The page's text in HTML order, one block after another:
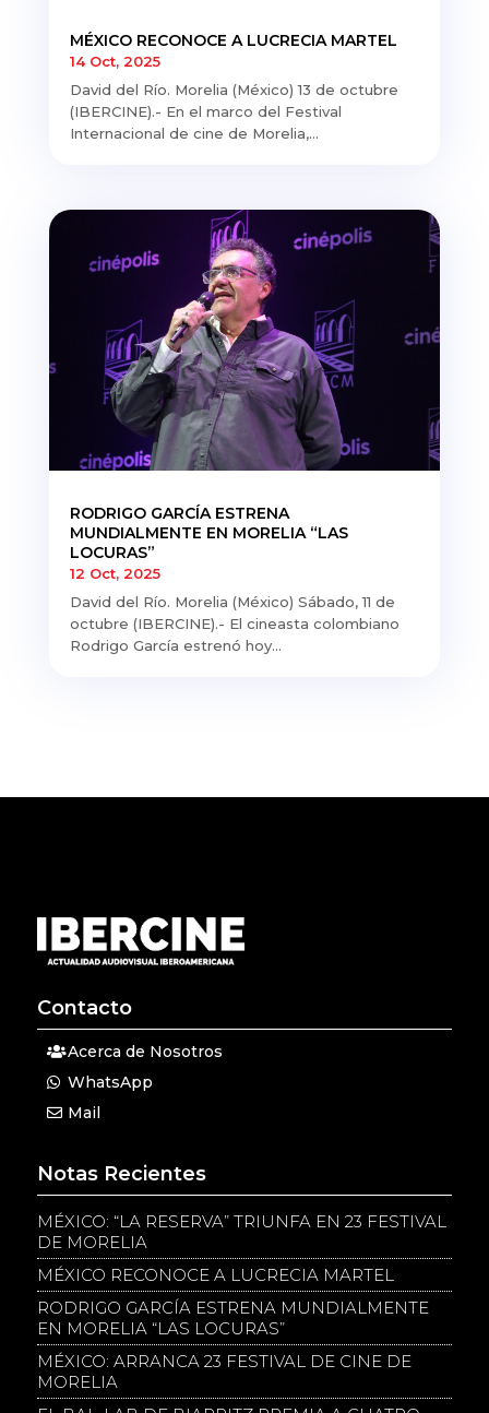
MÉXICO RECONOCE A LUCRECIA MARTEL
14 Oct, 2025
David del Río. Morelia (México) 13 de octubre
(IBERCINE).- En el marco del Festival
Internacional de cine de Morelia,...
RODRIGO GARCÍA ESTRENA
MUNDIALMENTE EN MORELIA “LAS
LOCURAS”
12 Oct, 2025
David del Río. Morelia (México) Sábado, 11 de
octubre (IBERCINE).- El cineasta colombiano
Rodrigo García estrenó hoy...
Contacto
Acerca de Nosotros
WhatsApp
Mail
Notas Recientes
MÉXICO: “LA RESERVA” TRIUNFA EN 23 FESTIVAL
DE MORELIA
MÉXICO RECONOCE A LUCRECIA MARTEL
RODRIGO GARCÍA ESTRENA MUNDIALMENTE
EN MORELIA “LAS LOCURAS”
MÉXICO: ARRANCA 23 FESTIVAL DE CINE DE
MORELIA